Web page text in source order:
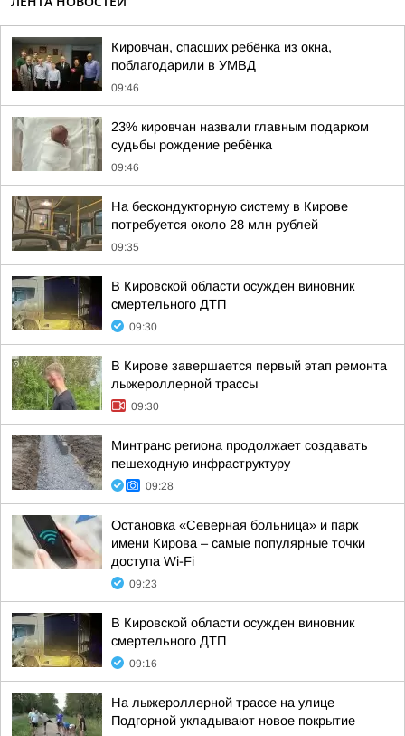
Кировчан, спасших ребёнка из окна,
поблагодарили в УМВД
09:46
23% кировчан назвали главным подарком
судьбы рождение ребёнка
09:46
На бескондукторную систему в Кирове
потребуется около 28 млн рублей
09:35
В Кировской области осужден виновник
смертельного ДТП
09:30
В Кирове завершается первый этап ремонта
лыжероллерной трассы
09:30
Минтранс региона продолжает создавать
пешеходную инфраструктуру
09:28
Остановка «Северная больница» и парк
имени Кирова – самые популярные точки
доступа Wi-Fi
09:23
В Кировской области осужден виновник
смертельного ДТП
09:16
На лыжероллерной трассе на улице
Подгорной укладывают новое покрытие